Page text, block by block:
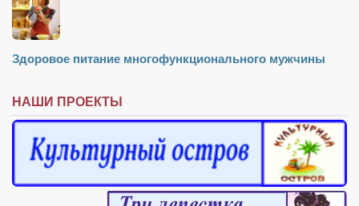
Здоровое питание многофункционального мужчины
НАШИ ПРОЕКТЫ